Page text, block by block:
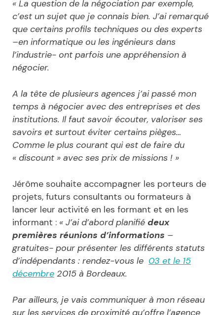
« La question de la négociation par exemple,
c’est un sujet que je connais bien. J’ai remarqué
que certains profils techniques ou des experts
–en informatique ou les ingénieurs dans
l’industrie- ont parfois une appréhension à
négocier.
A la tête de plusieurs agences j’ai passé mon
temps à négocier avec des entreprises et des
institutions. Il faut savoir écouter, valoriser ses
savoirs et surtout éviter certains pièges…
Comme le plus courant qui est de faire du
« discount » avec ses prix de missions ! »
Jérôme souhaite accompagner les porteurs de
projets, futurs consultants ou formateurs à
lancer leur activité en les formant et en les
informant : « J’ai d’abord planifié deux
premières réunions d’informations –
gratuites- pour présenter les différents statuts
d’indépendants : rendez-vous le 03 et le 15
décembre 2015 à Bordeaux.
Par ailleurs, je vais communiquer à mon réseau